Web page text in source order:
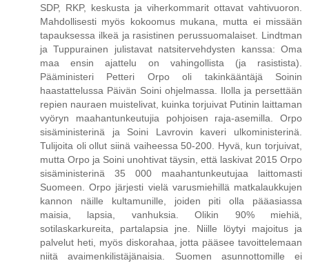
SDP, RKP, keskusta ja viherkommarit ottavat vahtivuoron.
Mahdollisesti myös kokoomus mukana, mutta ei missään
tapauksessa ilkeä ja rasistinen perussuomalaiset. Lindtman
ja Tuppurainen julistavat natsitervehdysten kanssa: Oma
maa ensin ajattelu on vahingollista (ja rasistista).
Pääministeri Petteri Orpo oli takinkääntäjä Soinin
haastattelussa Päivän Soini ohjelmassa. Ilolla ja persettään
repien nauraen muistelivat, kuinka torjuivat Putinin laittaman
vyöryn maahantunkeutujia pohjoisen raja-asemilla. Orpo
sisäministerinä ja Soini Lavrovin kaveri ulkoministerinä.
Tulijoita oli ollut siinä vaiheessa 50-200. Hyvä, kun torjuivat,
mutta Orpo ja Soini unohtivat täysin, että laskivat 2015 Orpo
sisäministerinä 35 000 maahantunkeutujaa laittomasti
Suomeen. Orpo järjesti vielä varusmiehillä matkalaukkujen
kannon näille kultamunille, joiden piti olla pääasiassa
maisia, lapsia, vanhuksia. Olikin 90% miehiä,
sotilaskarkureita, partalapsia jne. Niille löytyi majoitus ja
palvelut heti, myös diskorahaa, jotta pääsee tavoittelemaan
niitä avaimenkilistäjänaisia. Suomen asunnottomille ei